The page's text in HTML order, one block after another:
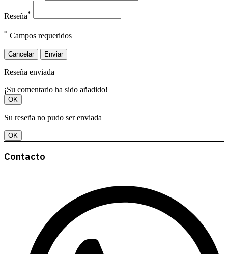
Reseña*
* Campos requeridos
Cancelar Enviar
Reseña enviada
¡Su comentario ha sido añadido!
OK
Su reseña no pudo ser enviada
OK
Contacto